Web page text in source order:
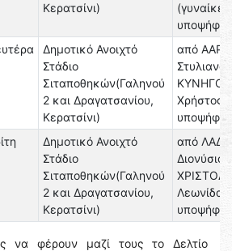
Κερατσίνι)
(γυναίκες
Δημοτικό Ανοιχτό
Στάδιο
Σιταποθηκών(Γαληνού
2 και Δραγατσανίου,
Κερατσίνι)
από
Χρήστος
Δημοτικό Ανοιχτό
Στάδιο
Σιταποθηκών(Γαληνού
2 και Δραγατσανίου,
Κερατσίνι)
από
να φέρουν μαζί τους το Δελτίο